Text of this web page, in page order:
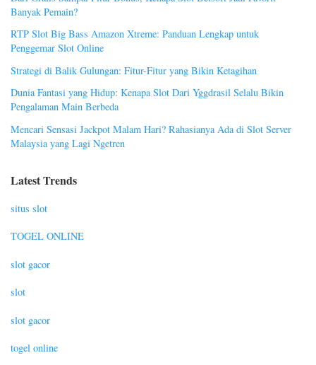
Banyak Pemain?
RTP Slot Big Bass Amazon Xtreme: Panduan Lengkap untuk
Penggemar Slot Online
Strategi di Balik Gulungan: Fitur-Fitur yang Bikin Ketagihan
Dunia Fantasi yang Hidup: Kenapa Slot Dari Yggdrasil Selalu Bikin
Pengalaman Main Berbeda
Mencari Sensasi Jackpot Malam Hari? Rahasianya Ada di Slot Server
Malaysia yang Lagi Ngetren
Latest Trends
situs slot
TOGEL ONLINE
slot gacor
slot
slot gacor
togel online